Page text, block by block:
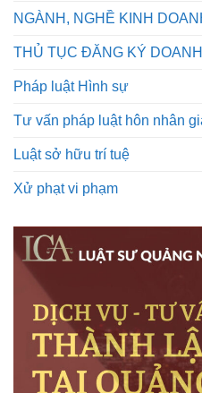
NGÀNH, NGHỀ KINH
THỦ TỤC ĐĂNG KÝ
Pháp luật Hình sự
Tư vấn pháp luật hôn nhân
Luật sở hữu trí tuệ
Xử phạt vi phạm